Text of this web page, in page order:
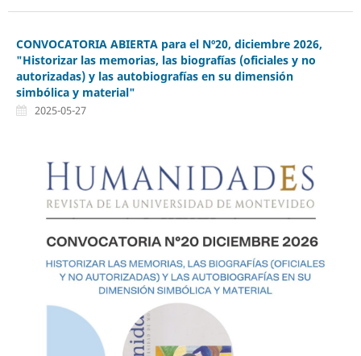
CONVOCATORIA ABIERTA para el Nº20, diciembre 2026,
"Historizar las memorias, las biografías (oficiales y no
autorizadas) y las autobiografías en su dimensión
simbólica y material"
2025-05-27